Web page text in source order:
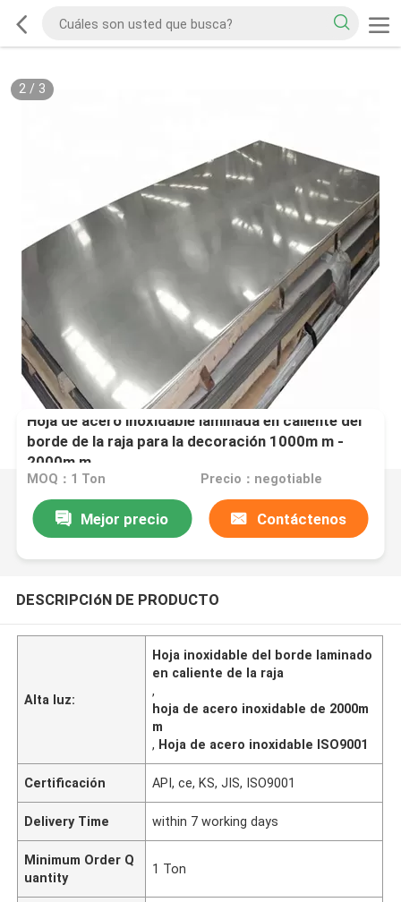
2/ 3
Hoja de acero inoxidable laminada en caliente del
borde de la raja para la decoración 1000m m -
2000m m
MOQ：1 Ton Precio：negotiable
Mejor precio Contáctenos
DESCRIPCIóN DE PRODUCTO
Alta luz:
Hoja inoxidable del borde laminado
en caliente de la raja
,
hoja de acero inoxidable de 2000m
m
, Hoja de acero inoxidable ISO9001
Certificación API, ce, KS, JIS, ISO9001
Delivery Time within 7 working days
Minimum Order Q
uantity
1 Ton